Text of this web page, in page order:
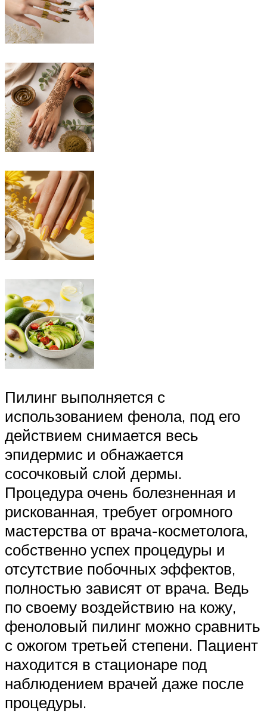
Пилинг выполняется с
использованием фенола, под его
действием снимается весь
эпидермис и обнажается
сосочковый слой дермы.
Процедура очень болезненная и
рискованная, требует огромного
мастерства от врача-косметолога,
собственно успех процедуры и
отсутствие побочных эффектов,
полностью зависят от врача. Ведь
по своему воздействию на кожу,
феноловый пилинг можно сравнить
с ожогом третьей степени. Пациент
находится в стационаре под
наблюдением врачей даже после
процедуры.